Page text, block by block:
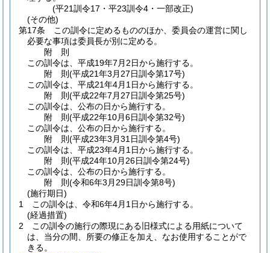
(平21訓令17・平23訓令4・一部改正)
(その他)
第17条
この訓令に定めるもののほか、委員会の運営に関し
必要な事項は委員長が別に定める。
附 則
この訓令は、平成19年7月2日から施行する。
附 則(平成21年3月27日訓令第17号)
この訓令は、平成21年4月1日から施行する。
附 則(平成22年7月27日訓令第25号)
この訓令は、公布の日から施行する。
附 則(平成22年10月6日訓令第32号)
この訓令は、公布の日から施行する。
附 則(平成23年3月31日訓令第4号)
この訓令は、平成23年4月1日から施行する。
附 則(平成24年10月26日訓令第24号)
この訓令は、公布の日から施行する。
附 則(令和6年3月29日訓令第8号)
(施行期日)
1
この訓令は、令和6年4月1日から施行する。
(経過措置)
2
この訓令の施行の際現にある旧様式による用紙について
は、当分の間、所要の修正を加え、なお使用することがで
きる。